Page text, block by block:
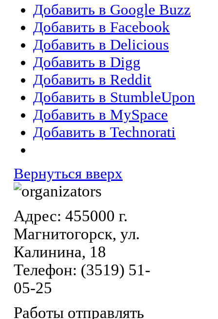
Добавить в Google Buzz
Добавить в Facebook
Добавить в Delicious
Добавить в Digg
Добавить в Reddit
Добавить в StumbleUpon
Добавить в MySpace
Добавить в Technorati
Вернуться вверх
Адрес: 455000 г.
Магнитогорск, ул.
Калинина, 18
Телефон: (3519) 51-
05-25
Работы отправлять